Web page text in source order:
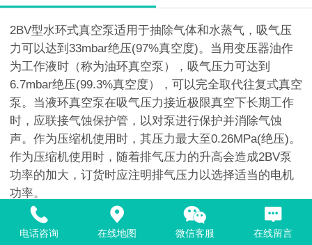
2BV型水环式真空泵适用于抽除气体和水蒸气，吸气压
力可以达到33mbar绝压(97%真空度)。当用变压器油作
为工作液时（称为油环真空泵），吸气压力可达到
6.7mbar绝压(99.3%真空度），可以完全取代往复式真空
泵。当液环真空泵在吸气压力接近极限真空下长期工作
时，应联接气蚀保护管，以对泵进行保护并消除气蚀
声。作为压缩机使用时，其压力最大至0.26MPa(绝压)。
作为压缩机使用时，随着排气压力的升高会造成2BV泵
功率的加大，订货时应注明排气压力以选择适当的电机
功率。
2BV型水环式真空泵作为新一代节能型产品，其以出色
的性能及众多优点将全面取代同性能的SK、2SK系列水
电话咨询 在线地图 微信客服 在线留言